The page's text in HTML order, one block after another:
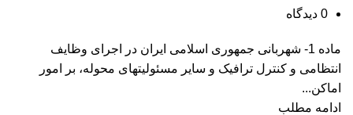
0 دیدگاه
‌ماده 1- شهربانی جمهوری اسلامی ایران در اجرای وظایف
انتظامی و کنترل ترافیک و سایر مسئولیتهای محوله، بر امور
اماکن...
ادامه مطلب